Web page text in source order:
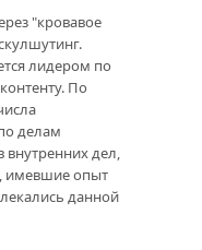
"кровавое
лидером по
По
делам
внутренних дел,
имевшие опыт
данной